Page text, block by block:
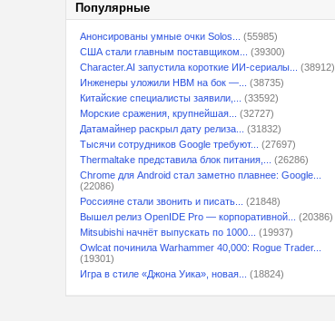
Популярные
Анонсированы умные очки Solos...
(55985)
США стали главным поставщиком...
(39300)
Character.AI запустила короткие ИИ-сериалы...
(38912)
Инженеры уложили HBM на бок —...
(38735)
Китайские специалисты заявили,...
(33592)
Морские сражения, крупнейшая...
(32727)
Датамайнер раскрыл дату релиза...
(31832)
Тысячи сотрудников Google требуют...
(27697)
Thermaltake представила блок питания,...
(26286)
Chrome для Android стал заметно плавнее: Google...
(22086)
Россияне стали звонить и писать...
(21848)
Вышел релиз OpenIDE Pro — корпоративной...
(20386)
Mitsubishi начнёт выпускать по 1000...
(19937)
Owlcat починила Warhammer 40,000: Rogue Trader...
(19301)
Игра в стиле «Джона Уика», новая...
(18824)